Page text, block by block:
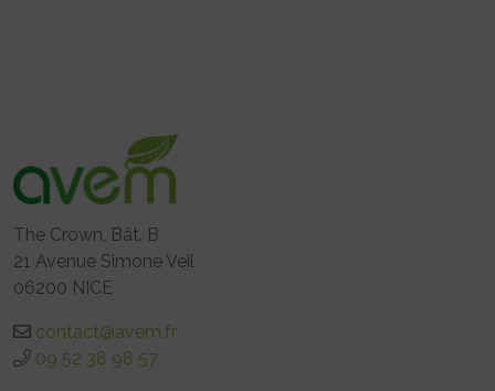
The Crown, Bât. B
21 Avenue Simone Veil
06200 NICE
contact@avem.fr
09 52 38 98 57